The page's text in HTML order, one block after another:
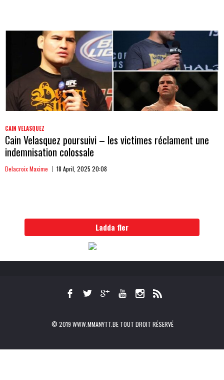
CAIN VELASQUEZ
Cain Velasquez poursuivi – les victimes réclament une
indemnisation colossale
Delacroix Maxime 18 April, 2025 20:08
Ladda fler
© 2019 WWW.MMANYTT.BE TOUT DROIT RÉSERVÉ